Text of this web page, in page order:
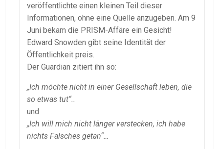
veröffentlichte einen kleinen Teil dieser
Informationen, ohne eine Quelle anzugeben. Am 9
Juni bekam die PRISM-Affäre ein Gesicht!
Edward Snowden gibt seine Identität der
Öffentlichkeit preis.
Der Guardian zitiert ihn so:
„Ich möchte nicht in einer Gesellschaft leben, die
so etwas tut“..
und
„Ich will mich nicht länger verstecken, ich habe
nichts Falsches getan“…